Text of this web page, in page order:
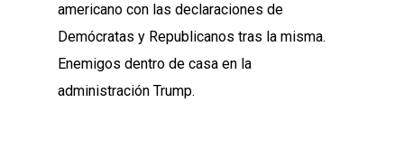
americano con las declaraciones de
Demócratas y Republicanos tras la misma.
Enemigos dentro de casa en la
administración Trump.